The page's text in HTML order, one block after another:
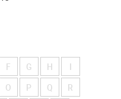
F G H
O P Q R